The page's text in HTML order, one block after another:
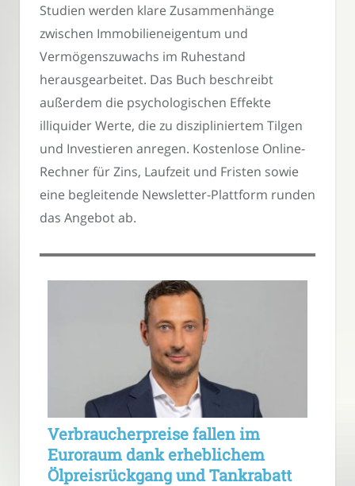
Studien werden klare Zusammenhänge
zwischen Immobilieneigentum und
Vermögenszuwachs im Ruhestand
herausgearbeitet. Das Buch beschreibt
außerdem die psychologischen Effekte
illiquider Werte, die zu diszipliniertem Tilgen
und Investieren anregen. Kostenlose Online-
Rechner für Zins, Laufzeit und Fristen sowie
eine begleitende Newsletter-Plattform runden
das Angebot ab.
Verbraucherpreise fallen im
Euroraum dank erheblichem
Ölpreisrückgang und Tankrabatt